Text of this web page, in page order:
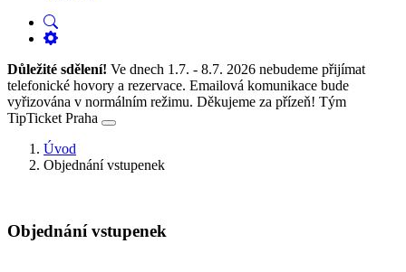
Důležité sdělení! Ve dnech 1.7. - 8.7. 2026 nebudeme přijímat
telefonické hovory a rezervace. Emailová komunikace bude
vyřizována v normálním režimu. Děkujeme za přízeň! Tým
TipTicket Praha
Úvod
Objednání vstupenek
Objednání vstupenek